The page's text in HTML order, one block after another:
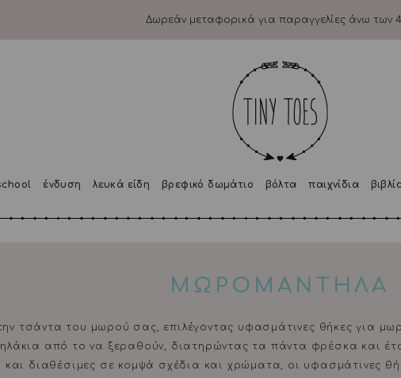
Δωρεάν μεταφορικά για παραγγελίες άνω των
ένδυση λευκά είδη βρεφικό δωμάτιο βόλτα παιχνίδια
ΜΩΡΟΜΑΝΤΗΛΑ
τσάντα του μωρού σας, επιλέγοντας υφασμάτινες θήκες για
από το να ξεραθούν, διατηρώντας τα πάντα φρέσκα και
διαθέσιμες σε κομψά σχέδια και χρώματα, οι υφασμάτινες